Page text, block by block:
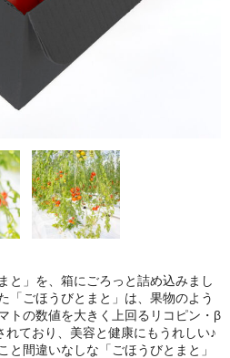
と」を、箱にごろっと詰め込みまし
「ごほうびとまと」は、果物のよう
トの数値を大きく上回るリコピン・β
ており、美容と健康にもうれしい♪
と間違いなしな「ごほうびとまと」